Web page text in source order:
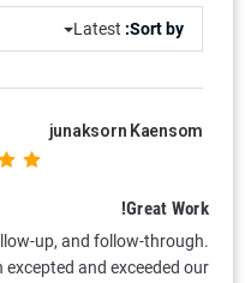
Sort by:
Latest
junaksorn Kaensom
Great Work!
up, and follow-through.
and exceeded our